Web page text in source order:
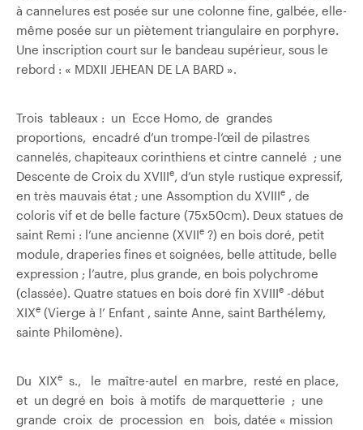
à cannelures est posée sur une colonne fine, galbée, elle-
même posée sur un piètement triangulaire en porphyre.
Une inscription court sur le bandeau supérieur, sous le
rebord : « MDXII JEHEAN DE LA BARD ».
Trois tableaux : un Ecce Homo, de grandes
proportions, encadré d’un trompe-l’œil de pilastres
cannelés, chapiteaux corinthiens et cintre cannelé ; une
Descente de Croix du XVIIIe, d’un style rustique expressif,
en très mauvais état ; une Assomption du XVIIIe , de
coloris vif et de belle facture (75x50cm). Deux statues de
saint Remi : l’une ancienne (XVIIe ?) en bois doré, petit
module, draperies fines et soignées, belle attitude, belle
expression ; l’autre, plus grande, en bois polychrome
(classée). Quatre statues en bois doré fin XVIIIe -début
XIXe (Vierge à !’ Enfant , sainte Anne, saint Barthélemy,
sainte Philomène).
Du XIXe
s., le maître-autel en marbre, resté en place,
et un degré en bois à motifs de marquetterie ; une
grande croix de procession en bois, datée « mission